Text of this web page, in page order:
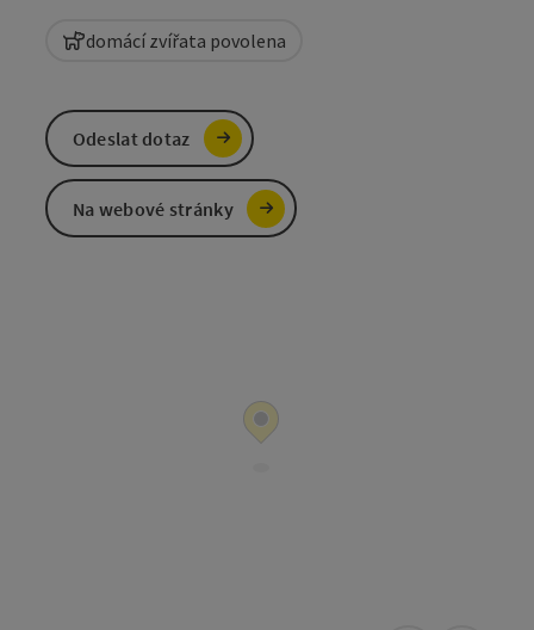
domácí zvířata povolena
Odeslat dotaz
Na webové stránky